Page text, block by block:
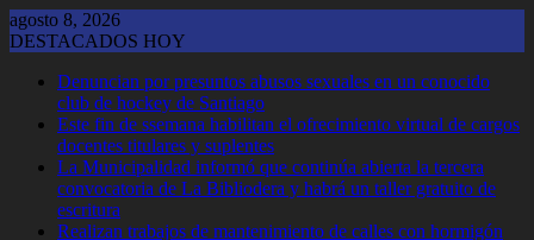
Saltar
al
agosto 8, 2026
DESTACADOS HOY
Denuncian por presuntos abusos sexuales en un conocido
club de hockey de Santiago
Este fin de ssemana habilitan el ofrecimiento virtual de cargos
docentes titulares y suplentes
La Municipalidad informó que continúa abierta la tercera
convocatoria de La Bibliodera y habrá un taller gratuito de
escritura
Realizan trabajos de mantenimiento de calles con hormigón